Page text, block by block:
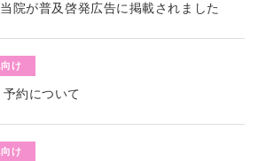
院が普及啓発広告に掲載されました
け
約について
け